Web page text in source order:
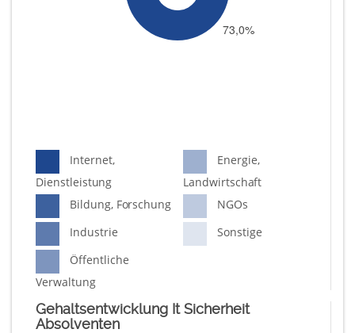
Internet,
Dienstleistung
Bildung, Forschung
Industrie
Öffentliche
Verwaltung
Energie,
Landwirtschaft
NGOs
Sonstige
Gehaltsentwicklung It Sicherheit
Absolventen